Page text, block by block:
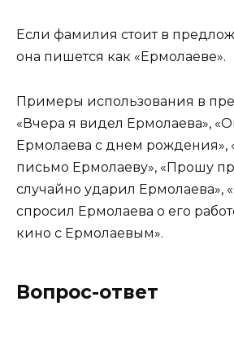
Если фамилия стоит в
она пишется как «Ермолаеве».
Примеры использования в
«Вчера я видел Ермолаева»,
Ермолаева с днем рождения»,
письмо Ермолаеву», «Прошу
случайно ударил Ермолаева»,
спросил Ермолаева о его
кино с Ермолаевым».
Вопрос-ответ